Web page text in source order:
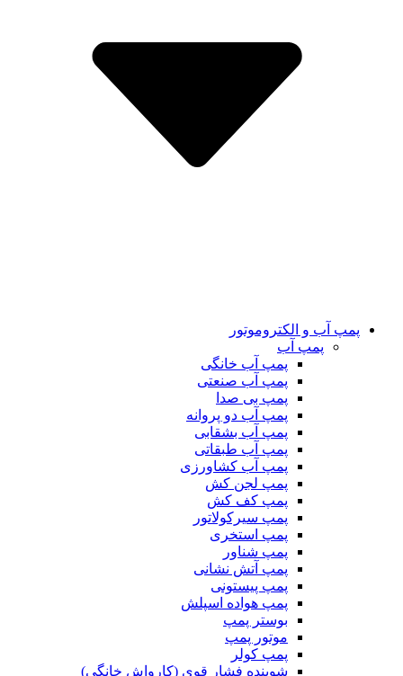
پمپ آب و الکتروموتور
پمپ آب
پمپ آب خانگی
پمپ آب صنعتی
پمپ بی صدا
پمپ آب دو پروانه
پمپ آب بشقابی
پمپ آب طبقاتی
پمپ آب کشاورزی
پمپ لجن کش
پمپ کف کش
پمپ سیرکولاتور
پمپ استخری
پمپ شناور
پمپ آتش نشانی
پمپ پیستونی
پمپ هواده اسپلش
بوستر پمپ
موتور پمپ
پمپ کولر
شوینده فشار قوی (کارواش خانگی)